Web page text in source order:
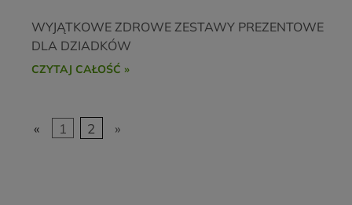
WYJĄTKOWE ZDROWE ZESTAWY PREZENTOWE
DLA DZIADKÓW
CZYTAJ CAŁOŚĆ »
« 1 2 »